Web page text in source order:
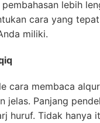
pembahasan lebih
cara yang
miliki.
cara membaca
jelas. Panjang
huruf. Tidak hanya